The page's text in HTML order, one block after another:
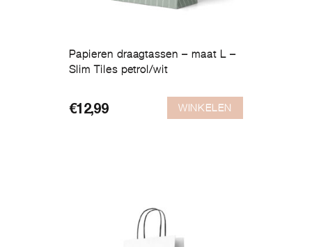
Papieren draagtassen – maat L –
Slim Tiles petrol/wit
€12,99 WINKELEN